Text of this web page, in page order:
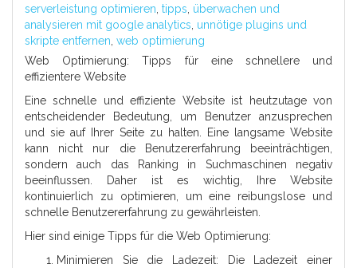
serverleistung optimieren tipps überwachen und
analysieren mit google analytics unnötige plugins und
skripte entfernen web optimierung
Web Optimierung: Tipps für eine schnellere und
effizientere Website
Eine schnelle und effiziente Website ist heutzutage von
entscheidender Bedeutung, um Benutzer anzusprechen
und sie auf Ihrer Seite zu halten. Eine langsame Website
kann nicht nur die Benutzererfahrung beeinträchtigen,
sondern auch das Ranking in Suchmaschinen negativ
beeinflussen. Daher ist es wichtig, Ihre Website
kontinuierlich zu optimieren, um eine reibungslose und
schnelle Benutzererfahrung zu gewährleisten.
Hier sind einige Tipps für die Web Optimierung:
Minimieren Sie die Ladezeit: Die Ladezeit einer